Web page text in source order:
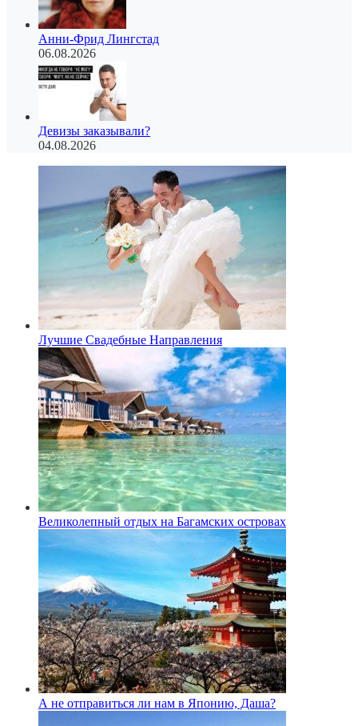
Анни-Фрид Лингстад
06.08.2026
Девизы заказывали?
04.08.2026
Лучшие Свадебные Направления
Великолепный отдых на Багамских островах
А не отправиться ли нам в Японию, Даша?